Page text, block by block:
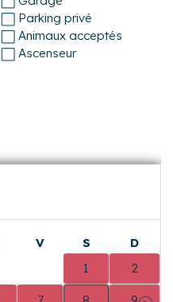
Vue port
Vue lac
Disposition du